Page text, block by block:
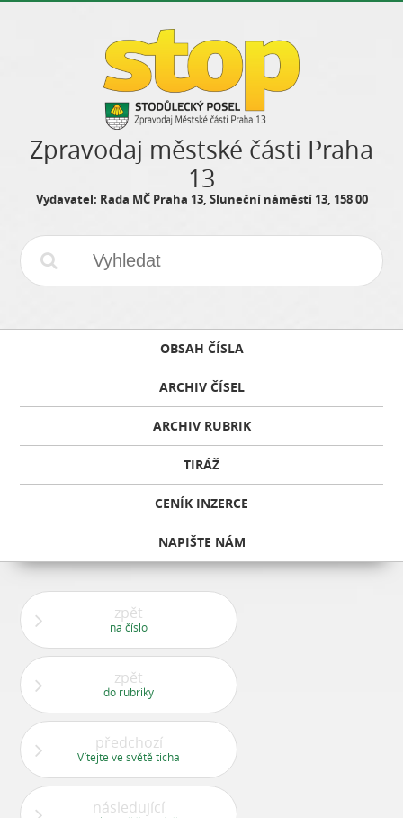
Zpravodaj městské části Praha
13
Vydavatel: Rada MČ Praha 13, Sluneční náměstí 13, 158 00
OBSAH ČÍSLA
ARCHIV ČÍSEL
ARCHIV RUBRIK
TIRÁŽ
CENÍK INZERCE
NAPIŠTE NÁM
zpět
na číslo
zpět
do rubriky
předchozí
Vítejte ve světě ticha
následující